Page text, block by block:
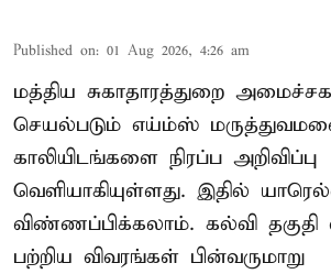
Published on: 01 Aug 2026, 4:26 am
மத்திய சுகாதாரத்துறை
செயல்படும் எய்ம்ஸ்
காலியிடங்களை நிரப்ப அறிவிப்பு
வெளியாகியுள்ளது. இதில்
விண்ணப்பிக்கலாம். கல்வி
பற்றிய விவரங்கள் பின்வருமாறு